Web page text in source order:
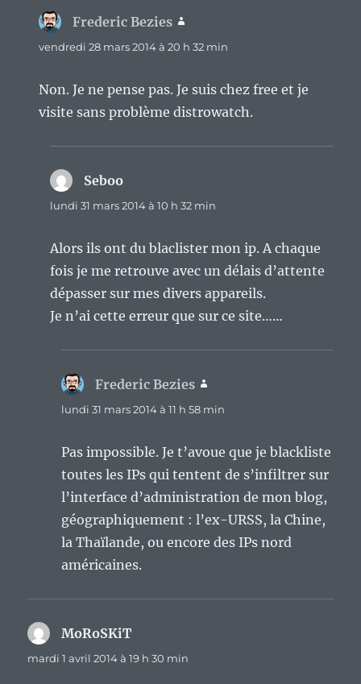
Frederic Bezies
vendredi 28 mars 2014 à 20 h 32 min
Non. Je ne pense pas. Je suis chez free et je
visite sans problème distrowatch.
Seboo
lundi 31 mars 2014 à 10 h 32 min
Alors ils ont du blaclister mon ip. A chaque
fois je me retrouve avec un délais d’attente
dépasser sur mes divers appareils.
Je n’ai cette erreur que sur ce site……
Frederic Bezies
lundi 31 mars 2014 à 11 h 58 min
Pas impossible. Je t’avoue que je blackliste
toutes les IPs qui tentent de s’infiltrer sur
l’interface d’administration de mon blog,
géographiquement : l’ex-URSS, la Chine,
la Thaïlande, ou encore des IPs nord
américaines.
MoRoSKiT
mardi 1 avril 2014 à 19 h 30 min